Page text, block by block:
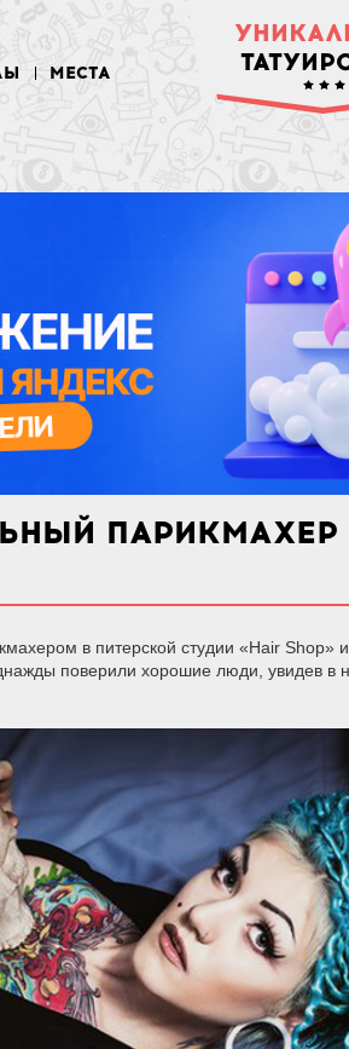
МЕСТА
в питерской студии «Hair Shop»
поверили хорошие люди, увидев в